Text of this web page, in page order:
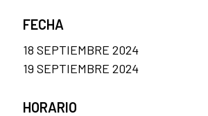
FECHA
18 SEPTIEMBRE 2024
19 SEPTIEMBRE 2024
HORARIO